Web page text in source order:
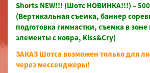
Shorts NEW!!! (Шотс НОВИНКА!!!) –
(Вертикальная съемка, баннер
подготовка гимнастки, съемка в
элементы с ковра, Kiss&Cry)
ЗАКАЗ Шотса возможен только для
через мессенджеры!